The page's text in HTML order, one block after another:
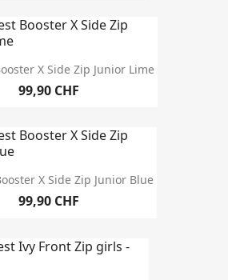
1
1
1
X Side Zip Junior Lime
99,90 CHF
X Side Zip Junior Blue
99,90 CHF